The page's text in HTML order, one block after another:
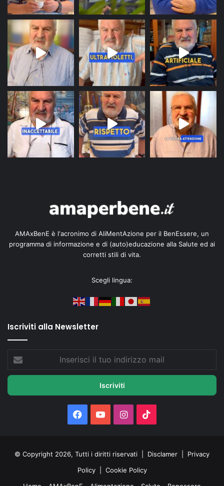
AMAxBenE è l'acronimo di AliMentAzione per il BenEssere, un
programma di informazione e di (auto)educazione alla Salute ed ai
corretti stili di vita.
Scegli lingua:
Iscriviti alla Newsletter
tuo
mail
Facebook
You Instagram
© Copyright 2026, Tutti i diritti riservati | Disclamer
Privacy
Policy
Cookie Policy